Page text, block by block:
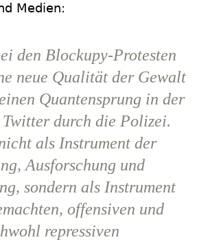
Medien:
den Blockupy-Protesten
neue Qualität der Gewalt
Quantensprung in der
durch die Polizei.
als Instrument der
Ausforschung und
sondern als Instrument
offensiven und
repressiven